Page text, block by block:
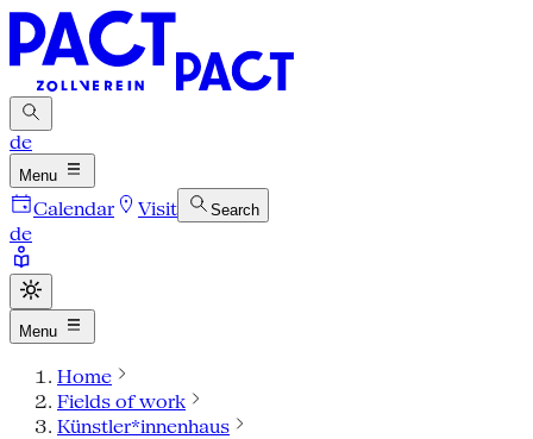
de
Menu
Calendar Visit Search
de
Menu
Home
Fields of work
Künstler*innenhaus